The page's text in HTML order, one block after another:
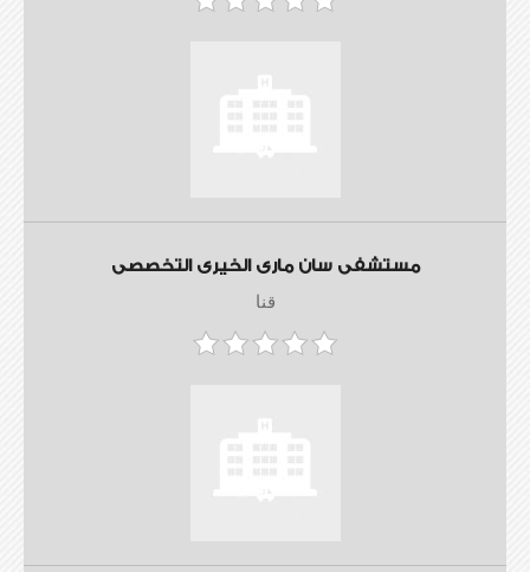
مستشفى سان مارى الخيرى التخصصى
قنا